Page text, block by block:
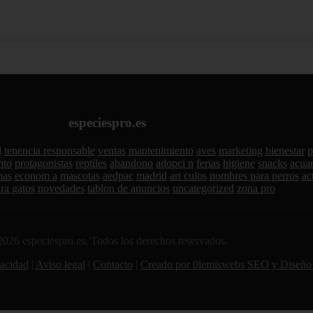
especiespro.es
tenencia responsable ventas mantenimiento aves marketing bienestar
protagonistas reptiles abandono adopci n ferias higiene snacks
econom a mascotas aedpac madrid art culos nombres para perros
gatos novedades tablon de anuncios uncategorized zona pro
especiespro.es. Todos los derechos reservados.
Aviso legal Contacto Creado por 0lemiswebs SEO y